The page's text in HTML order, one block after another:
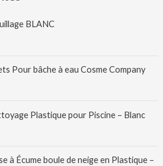
BLANC
Pour bâche à eau Cosme Company
Plastique pour Piscine – Blanc
à Écume boule de neige en Plastique –